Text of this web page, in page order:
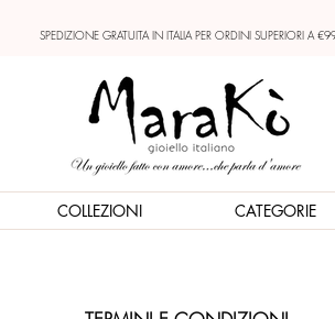
SPEDIZIONE GRATUITA IN ITALIA PER ORDINI SUPERIORI A
COLLEZIONI CATEGORIE